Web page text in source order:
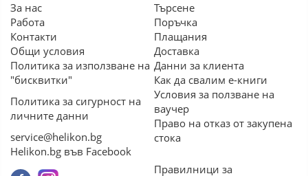
За нас
Работа
Контакти
Общи условия
Политика за използване на
"бисквитки"
Политика за сигурност на
личните данни
service@helikon.bg
Helikon.bg във Facebook
Търсене
Поръчка
Плащания
Доставка
Данни за клиента
Как да свалим е-книги
Условия за ползване на
ваучер
Право на отказ от закупена
стока
Правилници за